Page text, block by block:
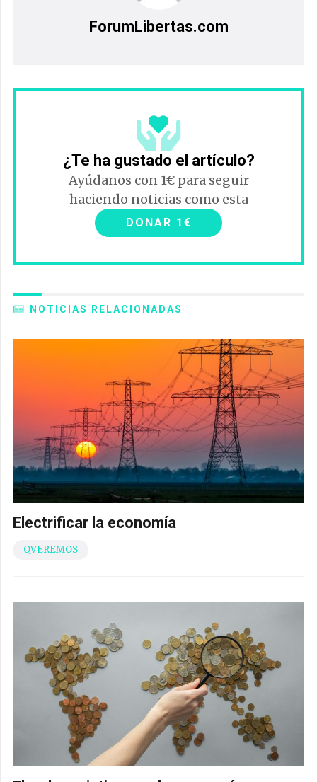
ForumLibertas.com
¿Te ha gustado el artículo?
Ayúdanos con 1€ para seguir
haciendo noticias como esta
DONAR 1€
NOTICIAS RELACIONADAS
Electrificar la economía
QVEREMOS